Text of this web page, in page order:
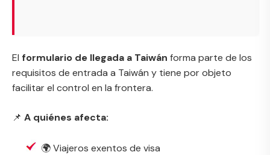
El formulario de llegada a Taiwán forma parte de los
requisitos de entrada a Taiwán y tiene por objeto
facilitar el control en la frontera.
📌 A quiénes afecta:
🌍 Viajeros exentos de visa